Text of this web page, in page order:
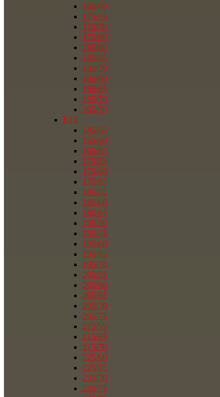
165/60
175/65
175/70
175/80
185/60
185/65
185/70
195/60
195/65
195/70
205/70
R15
145/65
155/60
165/65
175/55
175/60
175/65
185/55
185/60
185/65
195/50
195/55
195/60
195/65
195/70
205/55
205/60
205/65
205/70
205/75
215/55
215/65
215/70
225/60
225/75
235/70
235/75